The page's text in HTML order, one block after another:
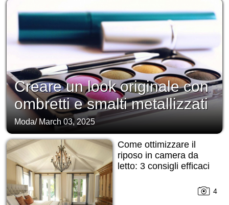
Creare un look originale con
ombretti e smalti metallizzati
Moda/ March 03, 2025
Come ottimizzare il
riposo in camera da
letto: 3 consigli efficaci
4